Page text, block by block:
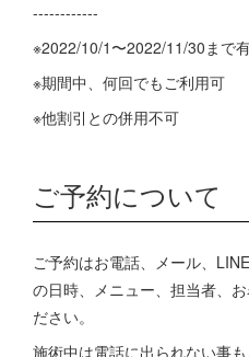
------------
※2022/10/1〜2022/11/30まで
※期間中、何回でもご利用可
※他割引との併用不可
ご予約について
ご予約はお電話、メール、
の日時、メニュー、担当者、
ださい。
施術中は電話に出られない事